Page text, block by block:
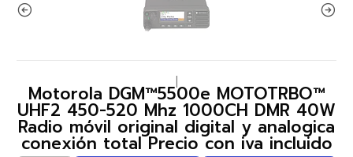
Motorola DGM™5500e MOTOTRBO™
UHF2 450-520 Mhz 1000CH DMR 40W
Radio móvil original digital y analogica
conexión total Precio con iva incluido